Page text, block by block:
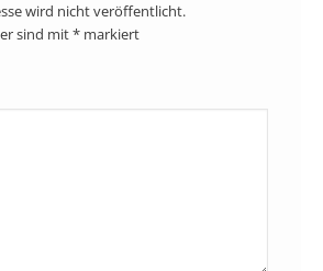
wird nicht veröffentlicht.
sind mit* markiert